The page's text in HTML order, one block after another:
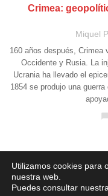
Crimea:
Miquel
160 años después, Crimea
Occidente y Rusia. La
Ucrania ha llevado el
1854 se produjo una
Aviso legal·Política
Utilizamos cookies para
nuestra web.
Puedes consultar nuestra